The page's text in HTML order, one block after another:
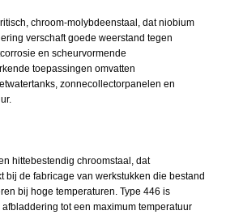
chroom-molybdeenstaal, dat niobium
verschaft goede weerstand tegen
en scheurvormende
toepassingen omvatten
zonnecollectorpanelen en
hittebestendig chroomstaal, dat
bij de fabricage van werkstukken die bestand
bij hoge temperaturen. Type 446 is
tot een maximum temperatuur